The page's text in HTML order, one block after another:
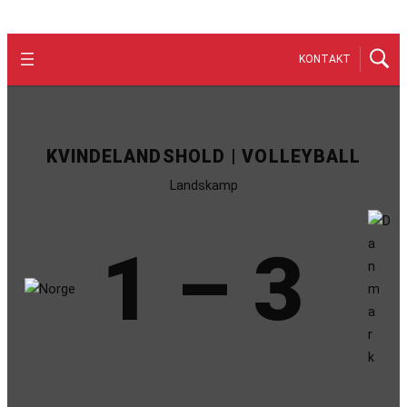
KONTAKT
KVINDELANDSHOLD | VOLLEYBALL
Landskamp
1 – 3